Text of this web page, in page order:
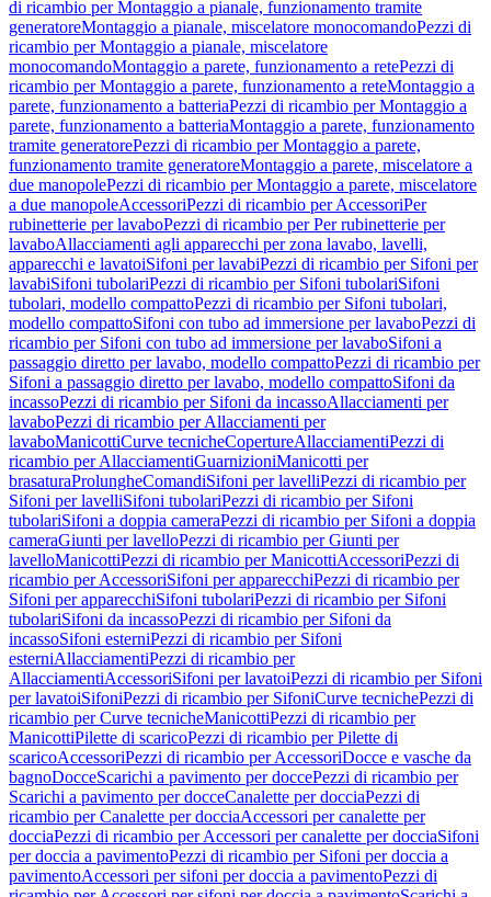
di ricambio per Montaggio a pianale, funzionamento tramite
generatoreMontaggio a pianale, miscelatore monocomandoPezzi di
ricambio per Montaggio a pianale, miscelatore
monocomandoMontaggio a parete, funzionamento a retePezzi di
ricambio per Montaggio a parete, funzionamento a reteMontaggio a
parete, funzionamento a batteriaPezzi di ricambio per Montaggio a
parete, funzionamento a batteriaMontaggio a parete, funzionamento
tramite generatorePezzi di ricambio per Montaggio a parete,
funzionamento tramite generatoreMontaggio a parete, miscelatore a
due manopolePezzi di ricambio per Montaggio a parete, miscelatore
a due manopoleAccessoriPezzi di ricambio per AccessoriPer
rubinetterie per lavaboPezzi di ricambio per Per rubinetterie per
lavaboAllacciamenti agli apparecchi per zona lavabo, lavelli,
apparecchi e lavatoiSifoni per lavabiPezzi di ricambio per Sifoni per
lavabiSifoni tubolariPezzi di ricambio per Sifoni tubolariSifoni
tubolari, modello compattoPezzi di ricambio per Sifoni tubolari,
modello compattoSifoni con tubo ad immersione per lavaboPezzi di
ricambio per Sifoni con tubo ad immersione per lavaboSifoni a
passaggio diretto per lavabo, modello compattoPezzi di ricambio per
Sifoni a passaggio diretto per lavabo, modello compattoSifoni da
incassoPezzi di ricambio per Sifoni da incassoAllacciamenti per
lavaboPezzi di ricambio per Allacciamenti per
lavaboManicottiCurve tecnicheCopertureAllacciamentiPezzi di
ricambio per AllacciamentiGuarnizioniManicotti per
brasaturaProlungheComandiSifoni per lavelliPezzi di ricambio per
Sifoni per lavelliSifoni tubolariPezzi di ricambio per Sifoni
tubolariSifoni a doppia cameraPezzi di ricambio per Sifoni a doppia
cameraGiunti per lavelloPezzi di ricambio per Giunti per
lavelloManicottiPezzi di ricambio per ManicottiAccessoriPezzi di
ricambio per AccessoriSifoni per apparecchiPezzi di ricambio per
Sifoni per apparecchiSifoni tubolariPezzi di ricambio per Sifoni
tubolariSifoni da incassoPezzi di ricambio per Sifoni da
incassoSifoni esterniPezzi di ricambio per Sifoni
esterniAllacciamentiPezzi di ricambio per
AllacciamentiAccessoriSifoni per lavatoiPezzi di ricambio per Sifoni
per lavatoiSifoniPezzi di ricambio per SifoniCurve tecnichePezzi di
ricambio per Curve tecnicheManicottiPezzi di ricambio per
ManicottiPilette di scaricoPezzi di ricambio per Pilette di
scaricoAccessoriPezzi di ricambio per AccessoriDocce e vasche da
bagnoDocceScarichi a pavimento per doccePezzi di ricambio per
Scarichi a pavimento per docceCanalette per docciaPezzi di
ricambio per Canalette per docciaAccessori per canalette per
docciaPezzi di ricambio per Accessori per canalette per docciaSifoni
per doccia a pavimentoPezzi di ricambio per Sifoni per doccia a
pavimentoAccessori per sifoni per doccia a pavimentoPezzi di